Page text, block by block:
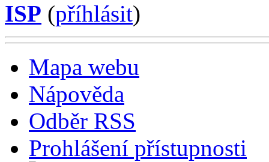
ISP (příhlásit)
Mapa webu
Nápověda
Odběr RSS
Prohlášení přístupnosti